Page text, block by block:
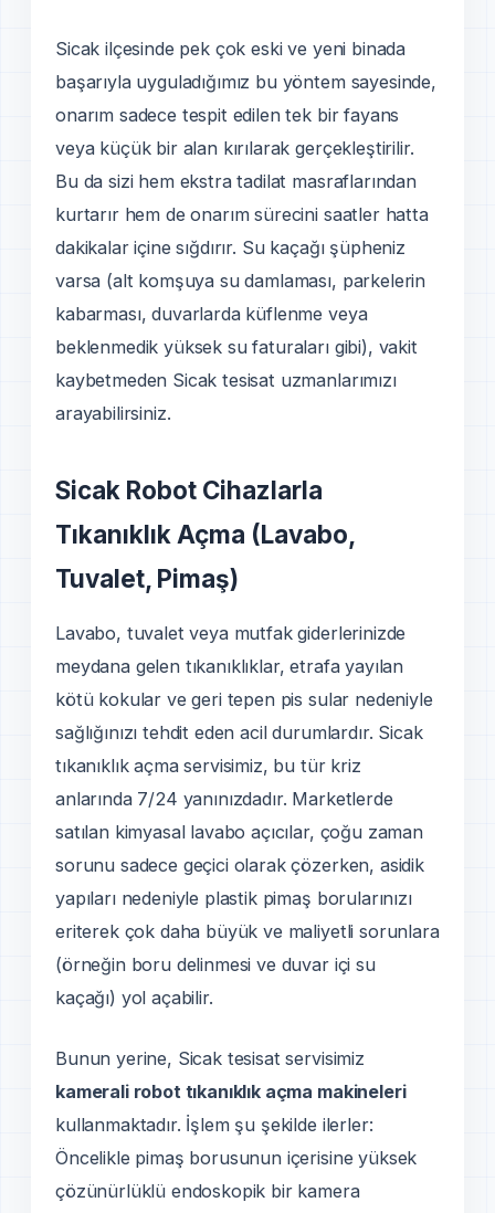
Sicak ilçesinde pek çok eski ve yeni binada
başarıyla uyguladığımız bu yöntem sayesinde,
onarım sadece tespit edilen tek bir fayans
veya küçük bir alan kırılarak gerçekleştirilir.
Bu da sizi hem ekstra tadilat masraflarından
kurtarır hem de onarım sürecini saatler hatta
dakikalar içine sığdırır. Su kaçağı şüpheniz
varsa (alt komşuya su damlaması, parkelerin
kabarması, duvarlarda küflenme veya
beklenmedik yüksek su faturaları gibi), vakit
kaybetmeden Sicak tesisat uzmanlarımızı
arayabilirsiniz.
Sicak Robot Cihazlarla
Tıkanıklık Açma (Lavabo,
Tuvalet, Pimaş)
Lavabo, tuvalet veya mutfak giderlerinizde
meydana gelen tıkanıklıklar, etrafa yayılan
kötü kokular ve geri tepen pis sular nedeniyle
sağlığınızı tehdit eden acil durumlardır. Sicak
tıkanıklık açma servisimiz, bu tür kriz
anlarında 7/24 yanınızdadır. Marketlerde
satılan kimyasal lavabo açıcılar, çoğu zaman
sorunu sadece geçici olarak çözerken, asidik
yapıları nedeniyle plastik pimaş borularınızı
eriterek çok daha büyük ve maliyetli sorunlara
(örneğin boru delinmesi ve duvar içi su
kaçağı) yol açabilir.
Bunun yerine, Sicak tesisat servisimiz
kamerali robot tıkanıklık açma makineleri
kullanmaktadır. İşlem şu şekilde ilerler:
Öncelikle pimaş borusunun içerisine yüksek
çözünürlüklü endoskopik bir kamera